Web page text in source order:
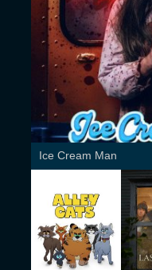
Ice Cream Man